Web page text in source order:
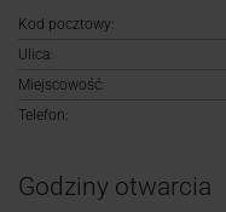
Kod pocztowy:
Ulica:
Miejscowość:
Telefon:
Godziny otwarcia